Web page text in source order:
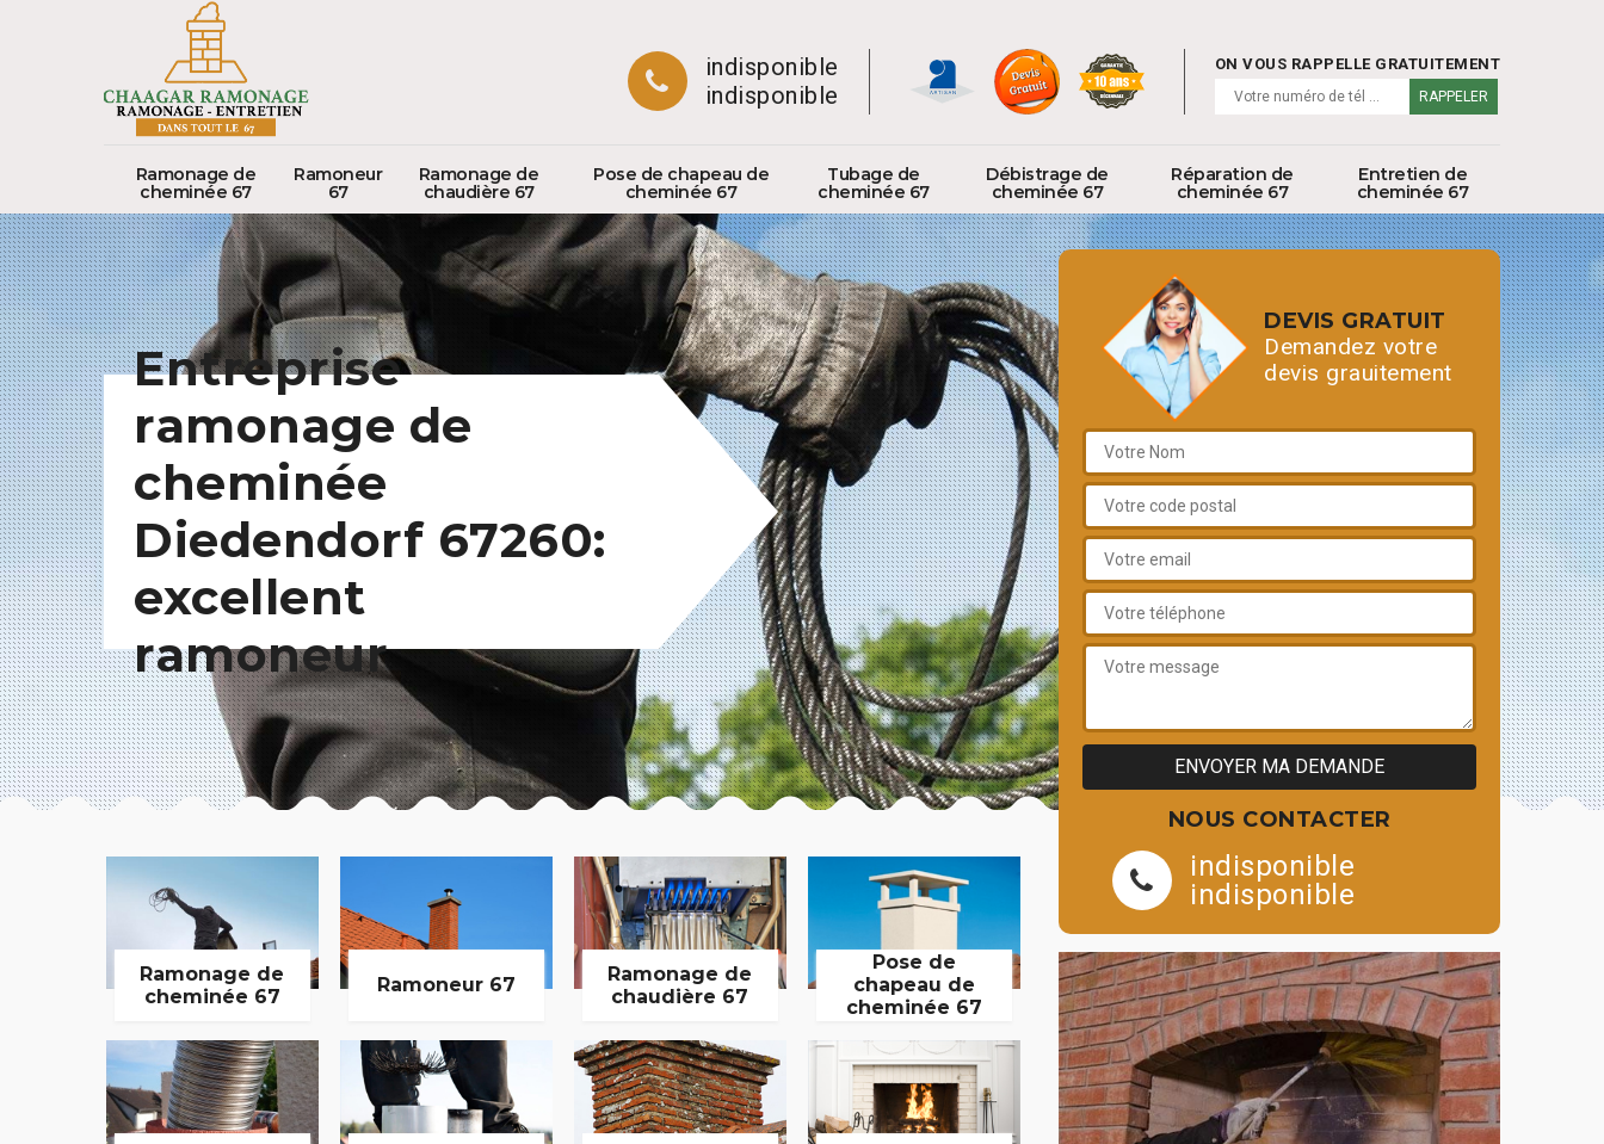
indisponible
indisponible
ON VOUS RAPPELLE GRATUITEMENT
Ramonage de
cheminée 67
Ramoneur
67
Ramonage de
chaudière 67
Pose de chapeau de
cheminée 67
Tubage de
cheminée 67
Débistrage de
cheminée 67
Réparation de
cheminée 67
Entretien de
cheminée 67
Entreprise
ramonage de
cheminée
Diedendorf 67260:
excellent
ramoneur
Ramonage de
cheminée 67
Ramoneur 67
Ramonage de
chaudière 67
Pose de
chapeau de
cheminée 67
DEVIS GRATUIT
Demandez votre
devis grauitement
NOUS CONTACTER
indisponible
indisponible